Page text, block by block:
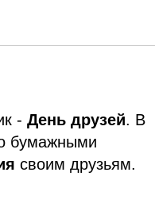
- День друзей. В
бумажными
своим друзьям.